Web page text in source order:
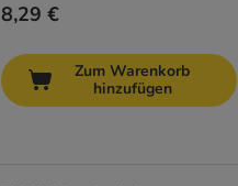
8,29 €
Zum Warenkorb
hinzufügen